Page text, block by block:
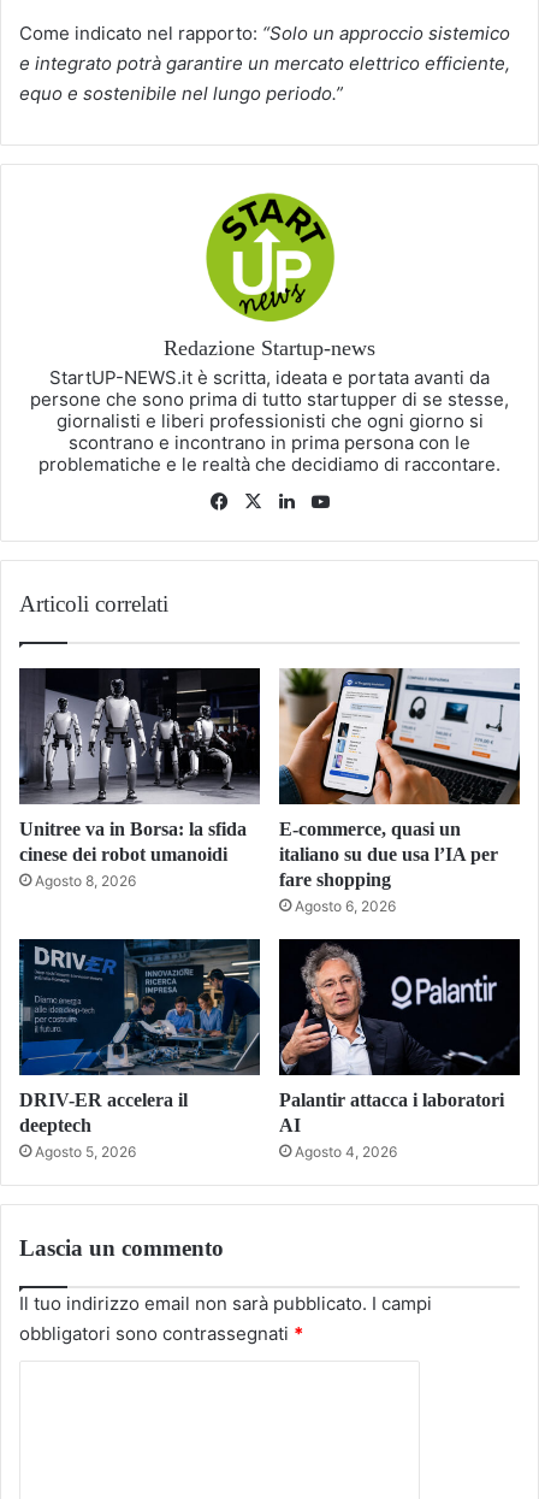
Come indicato nel rapporto: “Solo un approccio sistemico
e integrato potrà garantire un mercato elettrico efficiente,
equo e sostenibile nel lungo periodo.”
Redazione Startup-news
StartUP-NEWS.it è scritta, ideata e portata avanti da
persone che sono prima di tutto startupper di se stesse,
giornalisti e liberi professionisti che ogni giorno si
scontrano e incontrano in prima persona con le
problematiche e le realtà che decidiamo di raccontare.
Facebook
X LinkedIn
Articoli correlati
Unitree va in Borsa: la sfida
cinese dei robot umanoidi
Agosto 8, 2026
E-commerce, quasi un
italiano su due usa l’IA per
fare shopping
Agosto 6, 2026
DRIV-ER accelera il
deeptech
Agosto 5, 2026
Palantir attacca i laboratori
AI
Agosto 4, 2026
Lascia un commento
Il tuo indirizzo email non sarà pubblicato. I campi
obbligatori sono contrassegnati *